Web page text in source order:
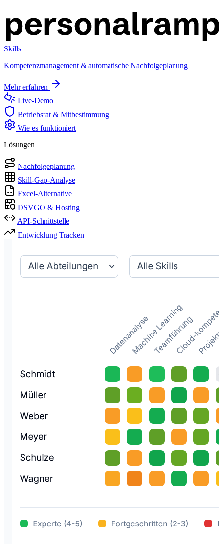
Skills
Kompetenzmanagement & automatische Nachfolgeplanung
Mehr erfahren
Live-Demo
Betriebsrat & Mitbestimmung
Wie es funktioniert
Lösungen
Nachfolgeplanung
Skill-Gap-Analyse
Excel-Alternative
DSVGO & Hosting
API-Schnittstelle
Entwicklung Tracken